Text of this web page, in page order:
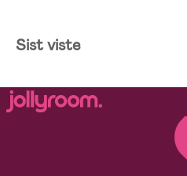
Sist viste